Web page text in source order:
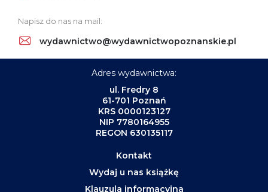
Napisz do nas na mail:
wydawnictwo@wydawnictwopoznanskie.pl
Adres wydawnictwa:
ul. Fredry 8
61-701 Poznań
KRS 0000123127
NIP 7780164955
REGON 630135117
Kontakt
Wydaj u nas książkę
Klauzula informacyjna